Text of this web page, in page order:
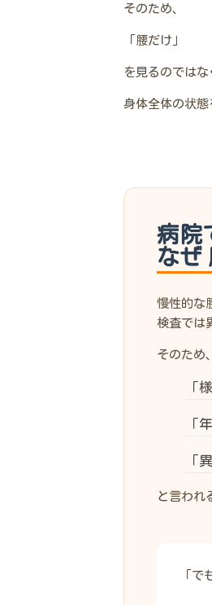
そのため、
「腰だけ」
を見るのではな
身体全体の状態
病院
なぜ
慢性的な
検査では
そのため、
「
「
「
と言われ
「